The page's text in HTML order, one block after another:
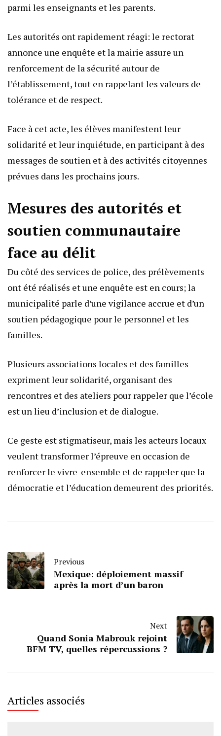
parmi les enseignants et les parents.
Les autorités ont rapidement réagi: le rectorat
annonce une enquête et la mairie assure un
renforcement de la sécurité autour de
l’établissement, tout en rappelant les valeurs de
tolérance et de respect.
Face à cet acte, les élèves manifestent leur
solidarité et leur inquiétude, en participant à des
messages de soutien et à des activités citoyennes
prévues dans les prochains jours.
Mesures des autorités et
soutien communautaire
face au délit
Du côté des services de police, des prélèvements
ont été réalisés et une enquête est en cours; la
municipalité parle d’une vigilance accrue et d’un
soutien pédagogique pour le personnel et les
familles.
Plusieurs associations locales et des familles
expriment leur solidarité, organisant des
rencontres et des ateliers pour rappeler que l’école
est un lieu d’inclusion et de dialogue.
Ce geste est stigmatiseur, mais les acteurs locaux
veulent transformer l’épreuve en occasion de
renforcer le vivre-ensemble et de rappeler que la
démocratie et l’éducation demeurent des priorités.
Previous
Mexique: déploiement massif
après la mort d’un baron
Next
Quand Sonia Mabrouk rejoint
BFM TV, quelles répercussions ?
Articles associés